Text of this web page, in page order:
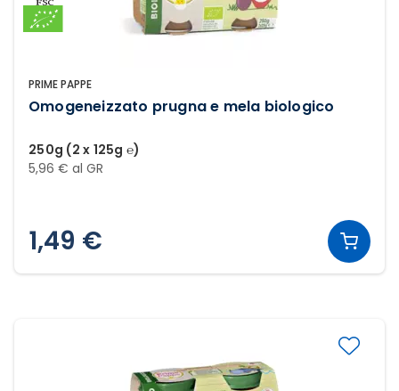
PRIME PAPPE
Omogeneizzato prugna e mela biologico
250g (2 x 125g ℮)
5,96 € al GR
1,49 €